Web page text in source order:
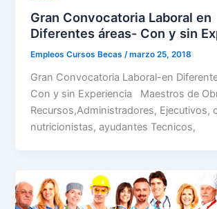
Gran Convocatoria Laboral en
Diferentes áreas- Con y sin
Empleos Cursos Becas/marzo 25, 2018
Gran Convocatoria Laboral-en
Con y sin Experiencia Maestros de
Recursos,Administradores, Ejecutivos,
nutricionistas, ayudantes Tecnicos,